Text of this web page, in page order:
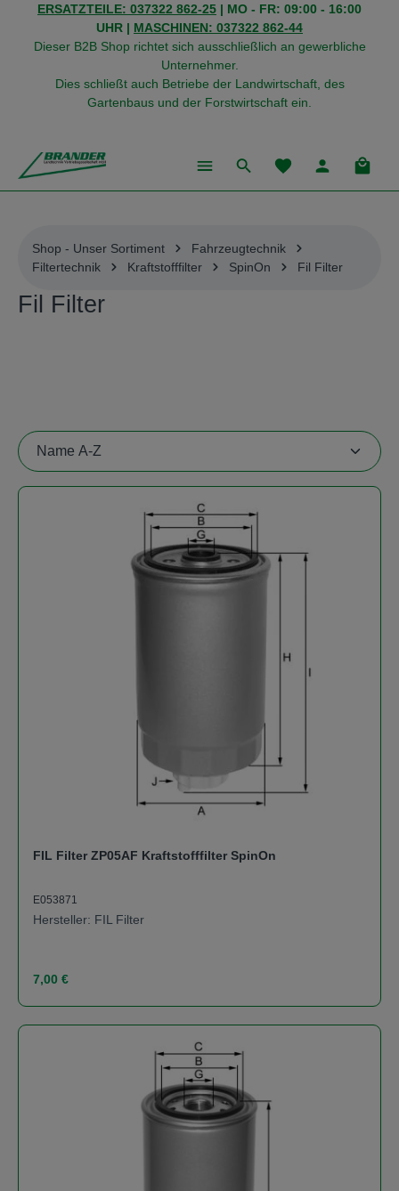
springen
ERSATZTEILE: 037322 862-25 | MO - FR: 09:00 - 16:00
UHR | MASCHINEN: 037322 862-44
Dieser B2B Shop richtet sich ausschließlich an gewerbliche
Unternehmer.
Dies schließt auch Betriebe der Landwirtschaft, des
Gartenbaus und der Forstwirtschaft ein.
Du hast 0
Shop - Unser Sortiment
Fahrzeugtechnik
Filtertechnik
Kraftstofffilter SpinOn Fil Filter
Fil Filter
FIL Filter ZP05AF Kraftstofffilter SpinOn
E053871
Hersteller: FIL Filter
Regulärer Preis:
7,00 €